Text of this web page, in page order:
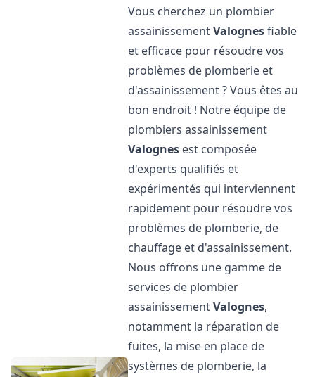
Vous cherchez un plombier
assainissementValognesfiable
et efficace pour résoudre vos
problèmes de plomberie et
d'assainissement ? Vous êtes au
bon endroit ! Notre équipe de
plombiers assainissement
Valognes est composée
d'experts qualifiés et
expérimentés qui interviennent
rapidement pour résoudre vos
problèmes de plomberie, de
chauffage et d'assainissement.
Nous offrons une gamme de
services de plombier
assainissementValognes,
notamment la réparation de
fuites, la mise en place de
systèmes de plomberie, la